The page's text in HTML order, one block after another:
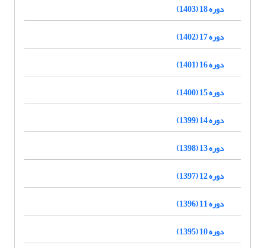
دوره 18 (1403)
دوره 17 (1402)
دوره 16 (1401)
دوره 15 (1400)
دوره 14 (1399)
دوره 13 (1398)
دوره 12 (1397)
دوره 11 (1396)
دوره 10 (1395)